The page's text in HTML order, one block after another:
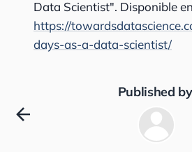
Data Scientist". Disponible
https://
days-as-a-data-scientist/
Published